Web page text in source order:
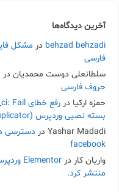
آخرین دیدگاه‌ها
behzad behzadi در
فارسی
سلطانعلی دوست محمدیان در
حروف فارسی
حمزه ارکیا در
بسته نصبی وردپرس (duplicator)
Yashar Madadi در دسترسی
facebook
واریان کار در
منتشر کرد.